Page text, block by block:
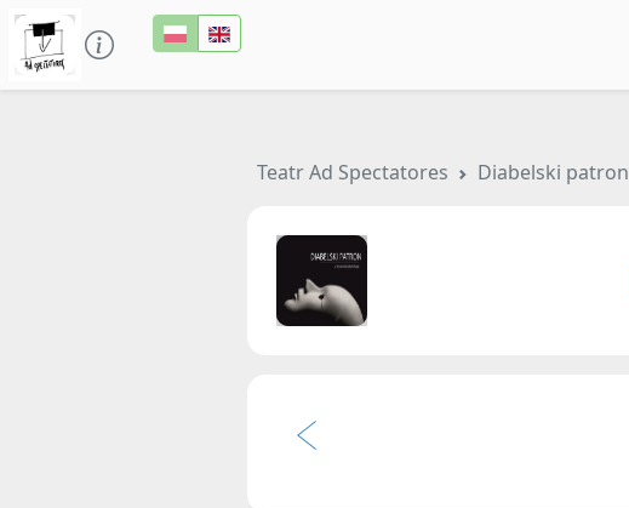
Teatr Ad Spectatores Diabelski patron